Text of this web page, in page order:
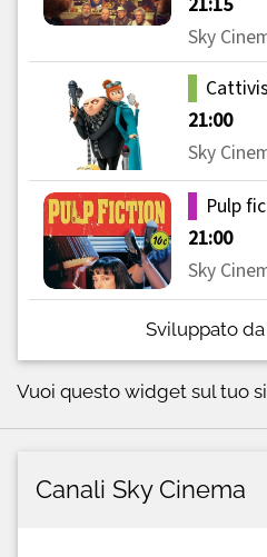
Sviluppato
Vuoi questo widget sul tuo
Canali Sky Cinema